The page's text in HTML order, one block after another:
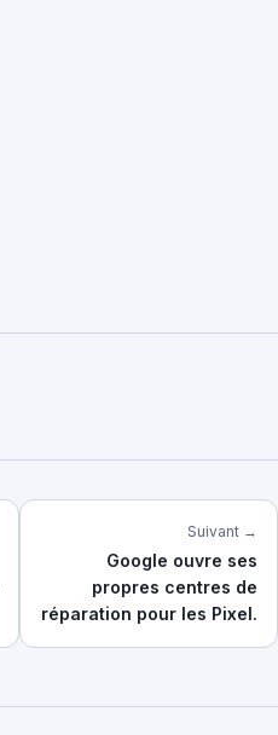
Suivant →
Google ouvre ses
propres centres de
réparation pour les Pixel.